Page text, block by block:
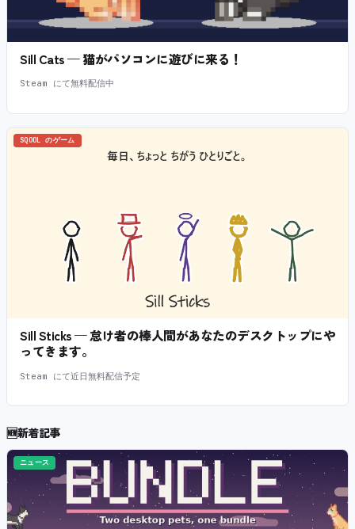
Sill Cats — 猫がパソコンに遊びに来る！
Steam にて無料配信中
SQOOL のゲーム
Sill Sticks — 怠け者の棒人間があなたのデスクトップにや
ってきます。
Steam にて近日無料配信予定
🆕新着記事
ニュース